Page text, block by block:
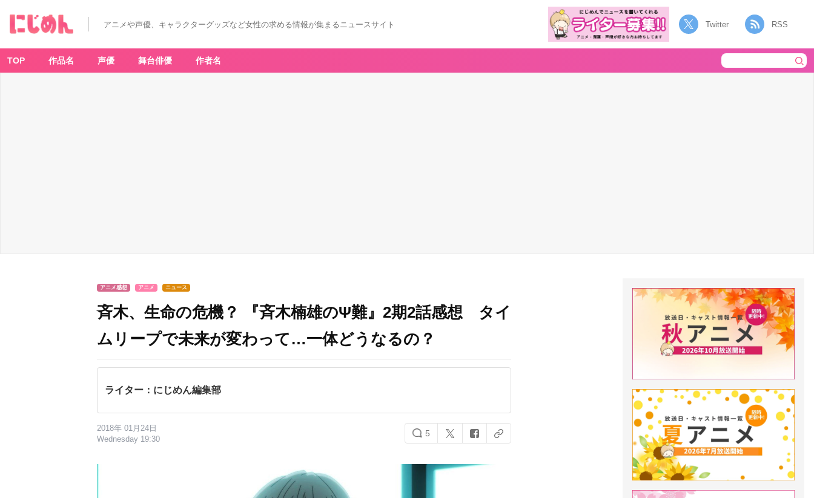
アニメや声優、キャラクターグッズなど女性の求める情報が集まるニュースサイト Twitter RSS
TOP 作品名 声優 舞台俳優 作者名
アニメ感想 アニメ ニュース
斉木、生命の危機？ 『斉木楠雄のΨ難』2期2話感想 タイ
ムリープで未来が変わって…一体どうなるの？
ライター：にじめん編集部
2018年 01月24日
Wednesday 19:30
5